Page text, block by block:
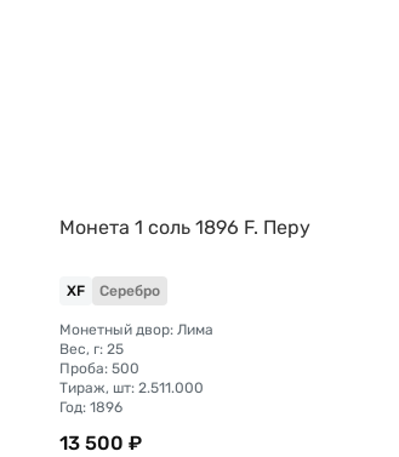
Монета 1 соль 1896 F. Перу
XF Серебро
Монетный двор: Лима
Вес, г: 25
Проба: 500
Тираж, шт: 2.511.000
Год: 1896
13 500 ₽